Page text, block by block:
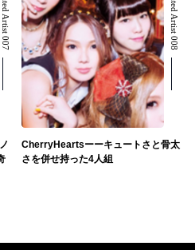
Related Artist 007 Related Artist 008
CherryHeartsーーキュートさと骨太
さを併せ持った4人組